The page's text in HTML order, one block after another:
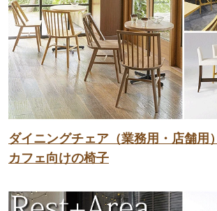
ダイニングチェア（業務用・店舗用
カフェ向けの椅子